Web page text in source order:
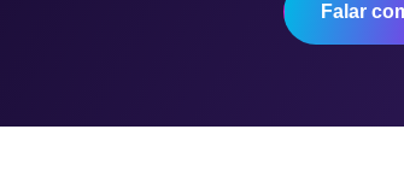
Falar